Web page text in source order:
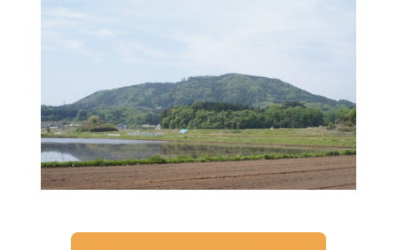
はじめての宇都宮
宇都宮市民ライター
記事
市民がおすすめ！餃
子店